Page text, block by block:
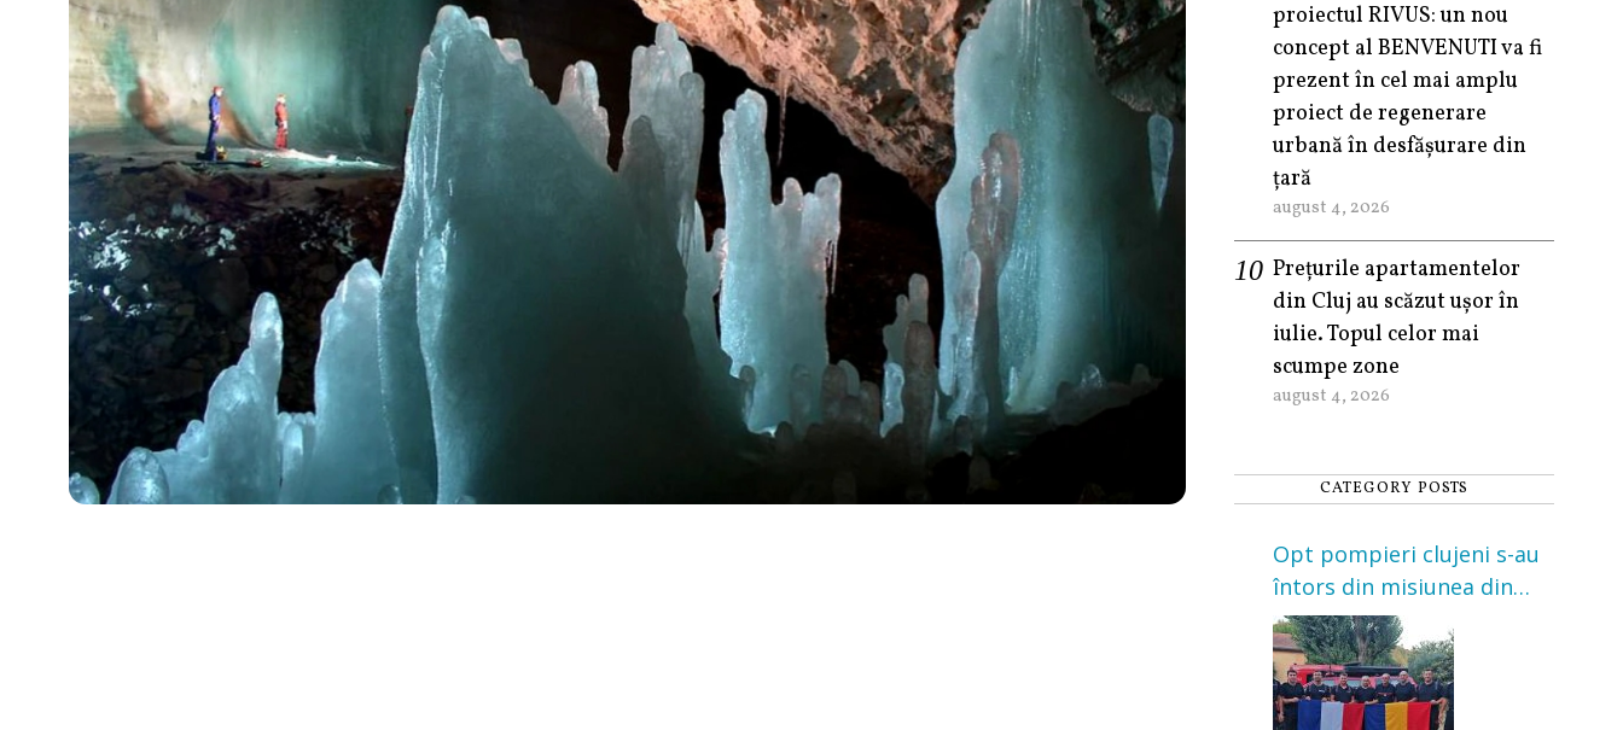
proiectul RIVUS: un nou
concept al BENVENUTI va fi
prezent în cel mai amplu
proiect de regenerare
urbană în desfășurare din
țară
august 4, 2026
Prețurile apartamentelor
din Cluj au scăzut ușor în
iulie. Topul celor mai
scumpe zone
august 4, 2026
CATEGORY POSTS
Opt pompieri clujeni s-au
întors din misiunea din
Franța. Au intervenit la
incendii de vegetație și
pădure